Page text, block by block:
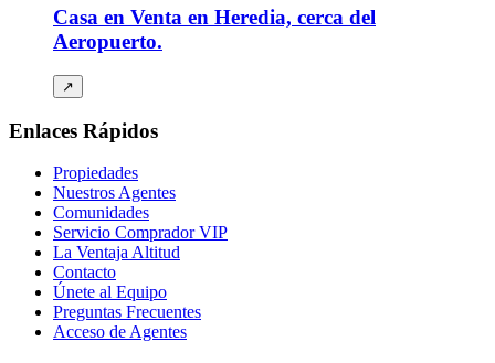
Casa en Venta en Heredia, cerca del
Aeropuerto.
↗
Enlaces Rápidos
Propiedades
Nuestros Agentes
Comunidades
Servicio Comprador VIP
La Ventaja Altitud
Contacto
Únete al Equipo
Preguntas Frecuentes
Acceso de Agentes